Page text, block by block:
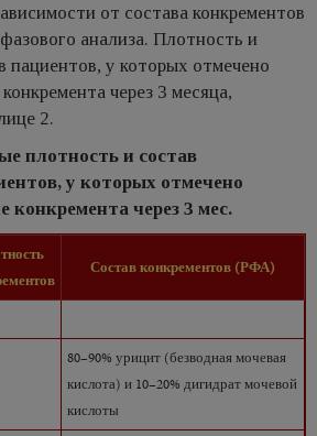
от состава конкрементов
анализа. Плотность и
пациентов, у которых отмечено
через 3 месяца,
2.
плотность и состав
у которых отмечено
конкремента через 3 мес.
Состав конкрементов (РФА)
80–90% урицит (безводная мочевая
кислота) и 10–20% дигидрат мочевой
кислоты